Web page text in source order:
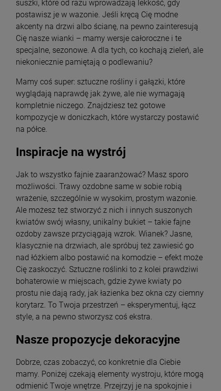
suszki, które od razu wprowadzają lekkość, gdy
postawisz je w wazonie. Jeśli kręcą Cię modne
akcenty na drzwi albo ścianę, na pewno zainteresują
Cię nasze wianki – mamy wersje całoroczne i te
specjalne, sezonowe. A dla tych, co kochają zieleń, ale
niekoniecznie pamiętają o podlewaniu?
Mamy coś super: sztuczne rośliny i gałązki, które
wyglądają naprawdę jak żywe, ale nie wymagają
kompletnie niczego. Znajdziesz też gotowe
kompozycje w doniczkach, które wystarczy postawić
na półce.
Inspiracje na wystrój
Jak to wszystko fajnie zaaranżować? Masz sporo
możliwości. Trawy ozdobne same w sobie robią
wrażenie, szczególnie w wysokim, prostym wazonie.
Ale możesz też stworzyć z nich i innych suszonych
kwiatów swój własny, unikalny bukiet – takie fajne
ozdoby zawsze przyciągają wzrok. Wianek? Jasne,
klasycznie na drzwiach, ale spróbuj też zawiesić go
nad łóżkiem albo postawić na komodzie – efekt może
Cię zaskoczyć. Sztuczne roślinki to z kolei prawdziwi
bohaterowie w miejscach, gdzie żywe kwiaty po
prostu nie dają rady, jak łazienka bez okna czy ciemny
korytarz. To Twoja przestrzeń – eksperymentuj, łącz
style, a na pewno stworzysz coś ekstra.
Nasze propozycje dekoracyjne
Dobrze, czas zobaczyć, co konkretnie dla Ciebie
mamy. Poniżej czekają elementy wystroju, które mogą
odmienić Twoje wnętrze. Przejrzyj je na spokojnie i